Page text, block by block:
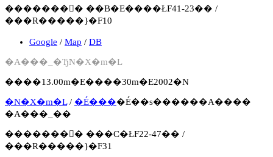
�������񍐏� ��B�E����ŁF41-23�� /
���R�����}�F10
Google / Map / DB
�A���_�Ђ̃N�X�m�L
����13.00m�E����30m�E2002�N
�N�X�m�L/ �É����É��s������A����
�A���_��
�������񍐏� ���C�ŁF22-47�� /
���R�����}�F31